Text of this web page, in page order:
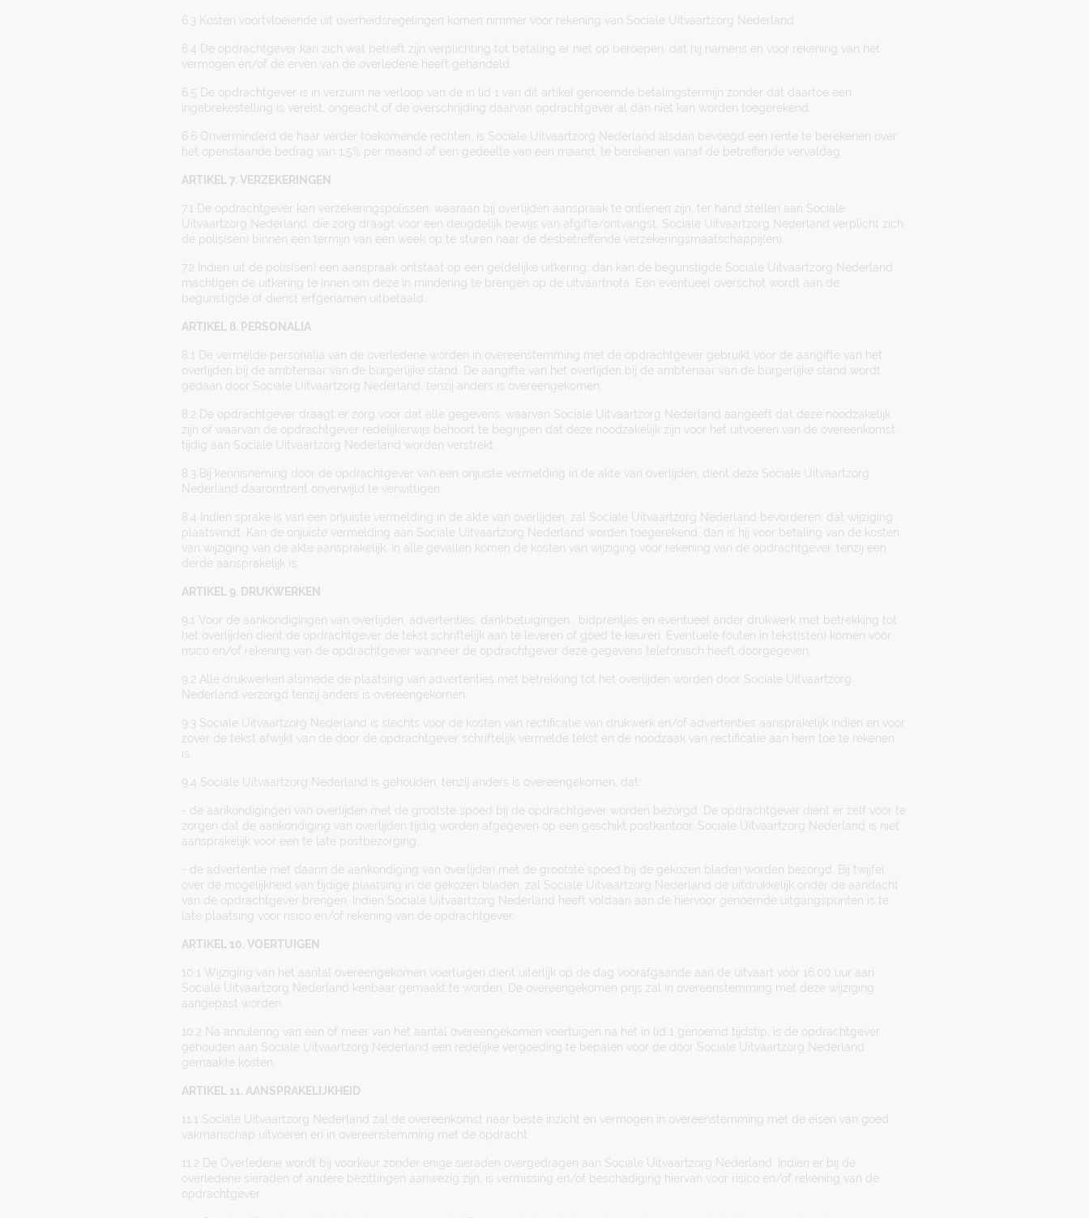
6.3 Kosten voortvloeiende uit overheidsregelingen komen nimmer voor rekening van Sociale Uitvaartzorg Nederland.
6.4 De opdrachtgever kan zich wat betreft zijn verplichting tot betaling er niet op beroepen, dat hij namens en voor rekening van het
vermogen en/of de erven van de overledene heeft gehandeld.
6.5 De opdrachtgever is in verzuim na verloop van de in lid 1 van dit artikel genoemde betalingstermijn zonder dat daartoe een
ingebrekestelling is vereist, ongeacht of de overschrijding daarvan opdrachtgever al dan niet kan worden toegerekend.
6.6 Onverminderd de haar verder toekomende rechten, is Sociale Uitvaartzorg Nederland alsdan bevoegd een rente te berekenen over
het openstaande bedrag van 1,5% per maand of een gedeelte van een maand, te berekenen vanaf de betreffende vervaldag.
ARTIKEL 7. VERZEKERINGEN
7.1 De opdrachtgever kan verzekeringspolissen, waaraan bij overlijden aanspraak te ontlenen zijn, ter hand stellen aan Sociale
Uitvaartzorg Nederland, die zorg draagt voor een deugdelijk bewijs van afgifte/ontvangst. Sociale Uitvaartzorg Nederland verplicht zich
de polis(sen) binnen een termijn van een week op te sturen naar de desbetreffende verzekeringsmaatschappij(en).
7.2 Indien uit de polis(sen) een aanspraak ontstaat op een geldelijke uitkering, dan kan de begunstigde Sociale Uitvaartzorg Nederland
machtigen de uitkering te innen om deze in mindering te brengen op de uitvaartnota. Een eventueel overschot wordt aan de
begunstigde of dienst erfgenamen uitbetaald.
ARTIKEL 8. PERSONALIA
8.1 De vermelde personalia van de overledene worden in overeenstemming met de opdrachtgever gebruikt voor de aangifte van het
overlijden bij de ambtenaar van de burgerlijke stand. De aangifte van het overlijden bij de ambtenaar van de burgerlijke stand wordt
gedaan door Sociale Uitvaartzorg Nederland, tenzij anders is overeengekomen.
8.2 De opdrachtgever draagt er zorg voor dat alle gegevens, waarvan Sociale Uitvaartzorg Nederland aangeeft dat deze noodzakelijk
zijn of waarvan de opdrachtgever redelijkerwijs behoort te begrijpen dat deze noodzakelijk zijn voor het uitvoeren van de overeenkomst,
tijdig aan Sociale Uitvaartzorg Nederland worden verstrekt.
8.3 Bij kennisneming door de opdrachtgever van een onjuiste vermelding in de akte van overlijden, dient deze Sociale Uitvaartzorg
Nederland daaromtrent onverwijld te verwittigen.
8.4 Indien sprake is van een onjuiste vermelding in de akte van overlijden, zal Sociale Uitvaartzorg Nederland bevorderen, dat wijziging
plaatsvindt. Kan de onjuiste vermelding aan Sociale Uitvaartzorg Nederland worden toegerekend, dan is hij voor betaling van de kosten
van wijziging van de akte aansprakelijk. In alle gevallen komen de kosten van wijziging voor rekening van de opdrachtgever, tenzij een
derde aansprakelijk is.
ARTIKEL 9. DRUKWERKEN
9.1 Voor de aankondigingen van overlijden, advertenties, dankbetuigingen , bidprentjes en eventueel ander drukwerk met betrekking tot
het overlijden dient de opdrachtgever de tekst schriftelijk aan te leveren of goed te keuren. Eventuele fouten in tekst(sten) komen voor
risico en/of rekening van de opdrachtgever wanneer de opdrachtgever deze gegevens telefonisch heeft doorgegeven.
9.2 Alle drukwerken alsmede de plaatsing van advertenties met betrekking tot het overlijden worden door Sociale Uitvaartzorg
Nederland verzorgd tenzij anders is overeengekomen.
9.3 Sociale Uitvaartzorg Nederland is slechts voor de kosten van rectificatie van drukwerk en/of advertenties aansprakelijk indien en voor
zover de tekst afwijkt van de door de opdrachtgever schriftelijk vermelde tekst en de noodzaak van rectificatie aan hem toe te rekenen
is.
9.4 Sociale Uitvaartzorg Nederland is gehouden, tenzij anders is overeengekomen, dat:
- de aankondigingen van overlijden met de grootste spoed bij de opdrachtgever worden bezorgd. De opdrachtgever dient er zelf voor te
zorgen dat de aankondiging van overlijden tijdig worden afgegeven op een geschikt postkantoor. Sociale Uitvaartzorg Nederland is niet
aansprakelijk voor een te late postbezorging;
- de advertentie met daarin de aankondiging van overlijden met de grootste spoed bij de gekozen bladen worden bezorgd. Bij twijfel
over de mogelijkheid van tijdige plaatsing in de gekozen bladen, zal Sociale Uitvaartzorg Nederland de uitdrukkelijk onder de aandacht
van de opdrachtgever brengen. Indien Sociale Uitvaartzorg Nederland heeft voldaan aan de hiervoor genoemde uitgangspunten is te
late plaatsing voor risico en/of rekening van de opdrachtgever.
ARTIKEL 10. VOERTUIGEN
10.1 Wijziging van het aantal overeengekomen voertuigen dient uiterlijk op de dag voorafgaande aan de uitvaart vóór 16.00 uur aan
Sociale Uitvaartzorg Nederland kenbaar gemaakt te worden. De overeengekomen prijs zal in overeenstemming met deze wijziging
aangepast worden.
10.2 Na annulering van één of meer van het aantal overeengekomen voertuigen na het in lid 1 genoemd tijdstip, is de opdrachtgever
gehouden aan Sociale Uitvaartzorg Nederland een redelijke vergoeding te bepalen voor de door Sociale Uitvaartzorg Nederland
gemaakte kosten.
ARTIKEL 11. AANSPRAKELIJKHEID
11.1 Sociale Uitvaartzorg Nederland zal de overeenkomst naar beste inzicht en vermogen in overeenstemming met de eisen van goed
vakmanschap uitvoeren en in overeenstemming met de opdracht.
11.2 De Overledene wordt bij voorkeur zonder enige sieraden overgedragen aan Sociale Uitvaartzorg Nederland. Indien er bij de
overledene sieraden of andere bezittingen aanwezig zijn, is vermissing en/of beschadiging hiervan voor risico en/of rekening van de
opdrachtgever.